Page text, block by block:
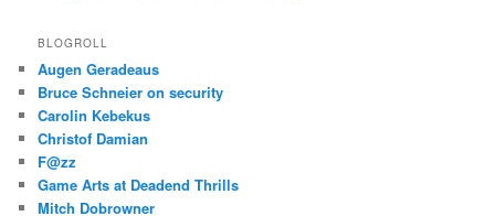
BLOGROLL
Augen Geradeaus
Bruce Schneier on security
Carolin Kebekus
Christof Damian
F@zz
Game Arts at Deadend Thrills
Mitch Dobrowner